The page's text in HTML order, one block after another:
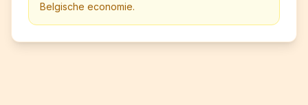
Belgische economie.